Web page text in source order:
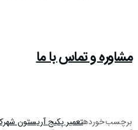
مشاوره و تماس با ما
برچسب خوردهتعمیر پکیج آریستون